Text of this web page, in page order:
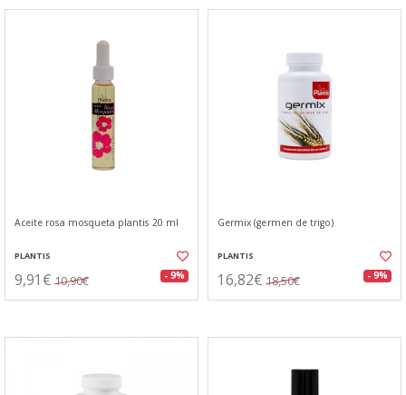
Aceite rosa mosqueta plantis 20 ml
PLANTIS
9,91€ 10,90€ - 9%
Germix (germen de trigo)
PLANTIS
16,82€ 18,50€ - 9%